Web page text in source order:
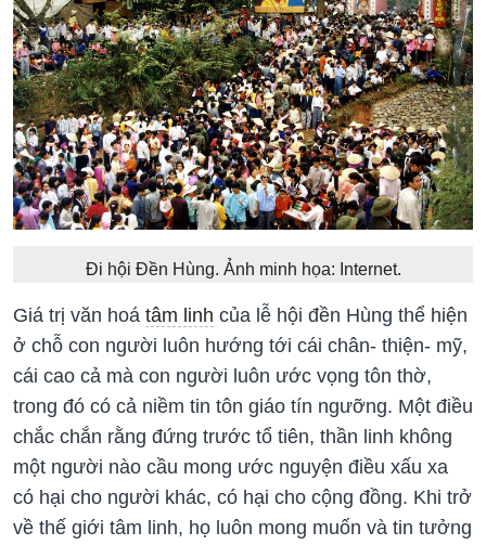
Đi hội Đền Hùng. Ảnh minh họa: Internet.
Giá trị văn hoá tâm linh của lễ hội đền Hùng thể hiện
ở chỗ con người luôn hướng tới cái chân- thiện- mỹ,
cái cao cả mà con người luôn ước vọng tôn thờ,
trong đó có cả niềm tin tôn giáo tín ngưỡng. Một điều
chắc chắn rằng đứng trước tổ tiên, thần linh không
một người nào cầu mong ước nguyện điều xấu xa
có hại cho người khác, có hại cho cộng đồng. Khi trở
về thế giới tâm linh, họ luôn mong muốn và tin tưởng